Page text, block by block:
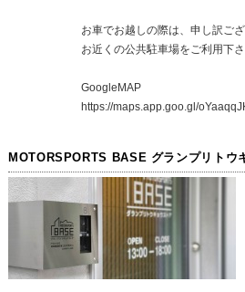
お車でお越しの際は、申し訳ご
お近くの公共駐車場をご利用下さ
GoogleMAP
https://maps.app.goo.gl/
MOTORSPORTS BASE グランプリトウ